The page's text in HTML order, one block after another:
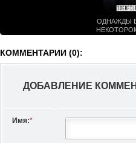
ОДНАЖДЫ
КОММЕНТАРИИ (0):
ДОБАВЛЕНИЕ
Имя:*